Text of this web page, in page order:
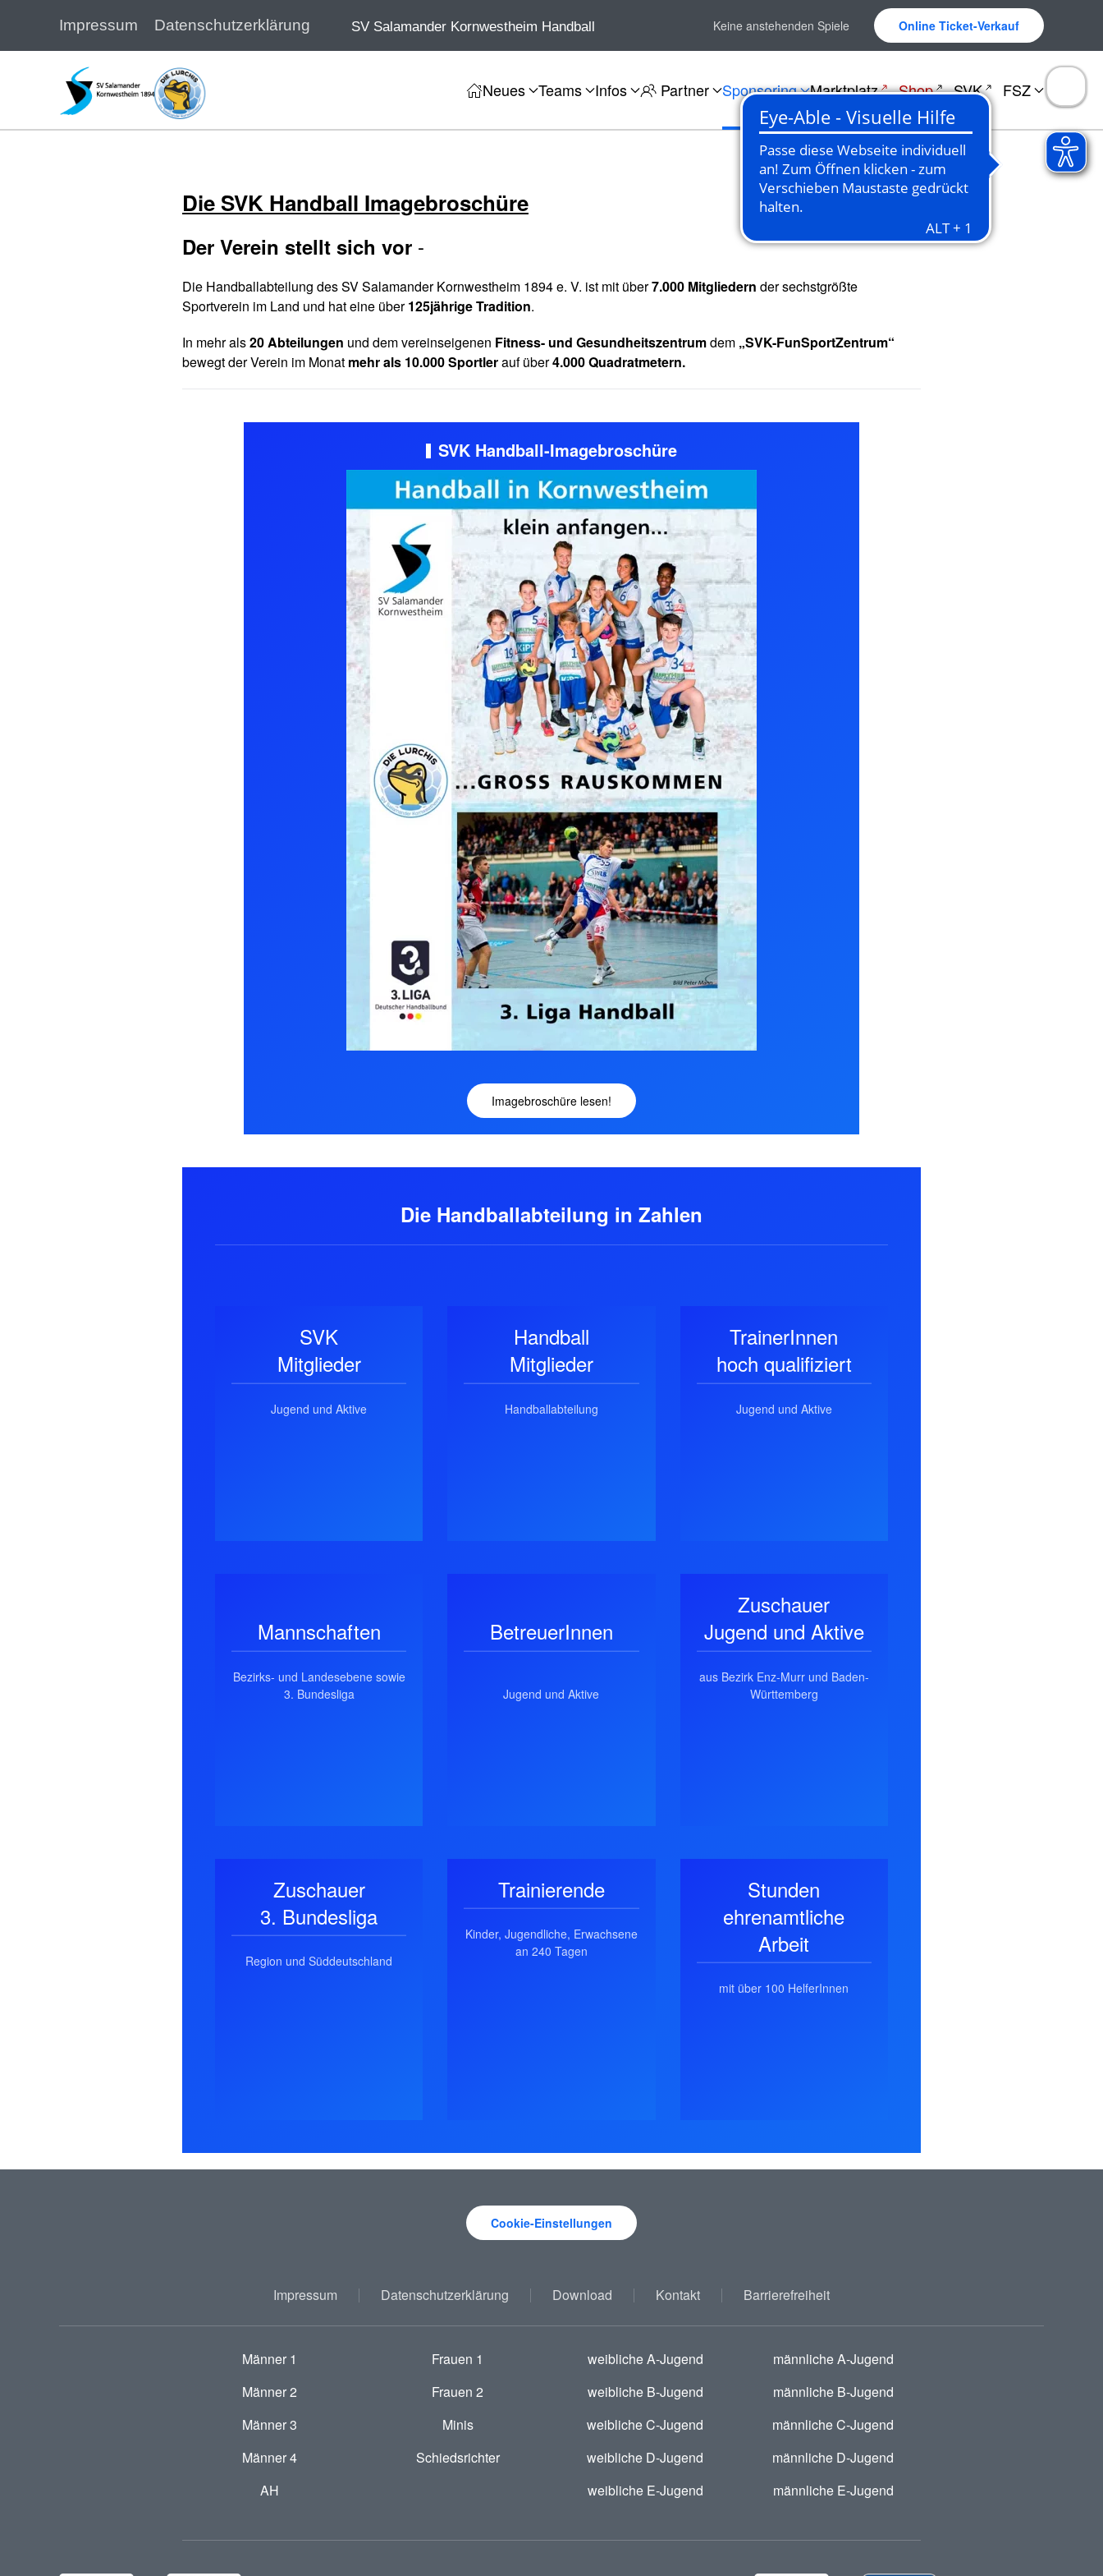
Zum Hauptinhalt springen
Impressum Datenschutzerklärung SV Salamander Kornwestheim Handball Keine anstehenden Spiele Online Ticket-Verkauf
Neues Teams Infos Partner Sponsoring Marktplatz Shop SVK FSZ
Die SVK Handball Imagebroschüre
Der Verein stellt sich vor -
Die Handballabteilung des SV Salamander Kornwestheim 1894 e. V. ist mit über7.000 Mitgliedern der sechstgrößte
Sportverein im Land und hat eine über125jährige Tradition.
In mehr als20 Abteilungen und dem vereinseigenen Fitness- und Gesundheitszentrumdem „SVK-FunSportZentrum“
bewegt der Verein im Monat mehr als 10.000 Sportlerauf über4.000 Quadratmetern.
SVK Handball-Imagebroschüre
Imagebroschüre lesen!
Die Handballabteilung in Zahlen
SVK
Mitglieder
Jugend und Aktive
Handball
Mitglieder
Handballabteilung
TrainerInnen
hoch qualifiziert
Jugend und Aktive
Mannschaften
Bezirks- und Landesebene sowie
3. Bundesliga
BetreuerInnen
Jugend und Aktive
Zuschauer
Jugend und Aktive
aus Bezirk Enz-Murr und Baden-
Württemberg
Zuschauer
3. Bundesliga
Region und Süddeutschland
Trainierende
Kinder, Jugendliche, Erwachsene
an 240 Tagen
Stunden
ehrenamtliche
Arbeit
mit über 100 HelferInnen
Cookie-Einstellungen
Impressum Datenschutzerklärung Download Kontakt Barrierefreiheit
Männer 1
Männer 2
Männer 3
Männer 4
AH
Frauen 1
Frauen 2
Minis
Schiedsrichter
weibliche A-Jugend
weibliche B-Jugend
weibliche C-Jugend
weibliche D-Jugend
weibliche E-Jugend
männliche A-Jugend
männliche B-Jugend
männliche C-Jugend
männliche D-Jugend
männliche E-Jugend